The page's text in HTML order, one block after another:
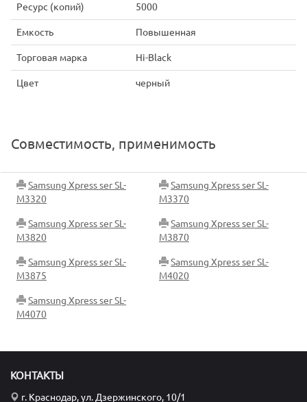
Ресурс (копий) 5000
Емкость Повышенная
Торговая марка Hi-Black
Цвет черный
Совместимость, применимость
Samsung Xpress ser SL-
M3320
Samsung Xpress ser SL-
M3370
Samsung Xpress ser SL-
M3820
Samsung Xpress ser SL-
M3870
Samsung Xpress ser SL-
M3875
Samsung Xpress ser SL-
M4020
Samsung Xpress ser SL-
M4070
КОНТАКТЫ
г. Краснодар, ул. Дзержинского, 10/1